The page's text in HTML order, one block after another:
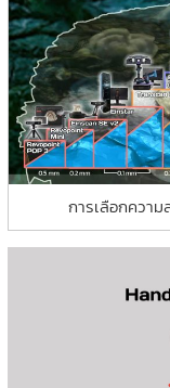
การเลือกควา